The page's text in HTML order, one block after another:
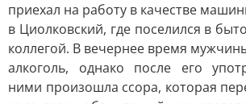
приехал на работу в качестве
в Циолковский, где поселился в
коллегой. В вечернее время
алкоголь, однако после его
ними произошла ссора, которая